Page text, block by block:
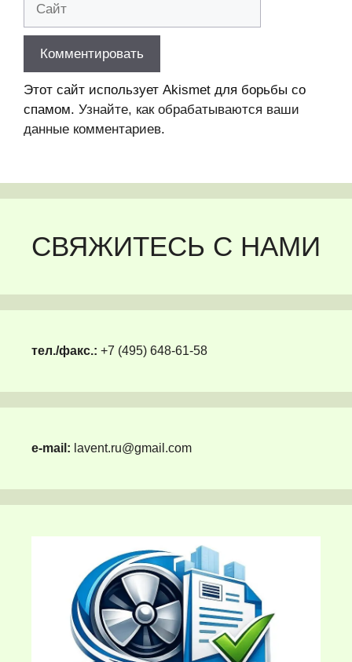
Этот сайт использует Akismet для борьбы со
спамом. Узнайте, как обрабатываются ваши
данные комментариев.
СВЯЖИТЕСЬ С НАМИ
тел./факс.: +7 (495) 648-61-58
e-mail: lavent.ru@gmail.com